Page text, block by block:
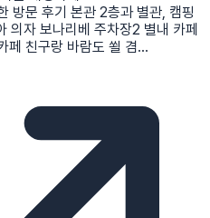
방문 후기 본관 2층과 별관, 캠핑
의자 보나리베 주차장2 별내 카페
페 친구랑 바람도 쐴 겸...